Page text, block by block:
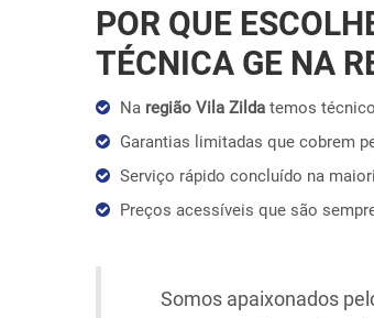
POR QUE
TÉCNICA GE NA
Na região Vila Zilda temos
Garantias limitadas que cobrem
Serviço rápido concluído na
Preços acessíveis que são
Somos apaixonados